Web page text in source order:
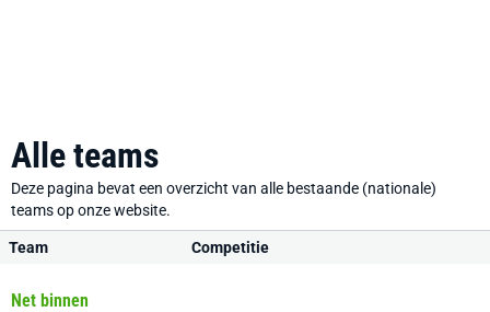
Alle teams
Deze pagina bevat een overzicht van alle bestaande (nationale)
teams op onze website.
Team Competitie
Net binnen